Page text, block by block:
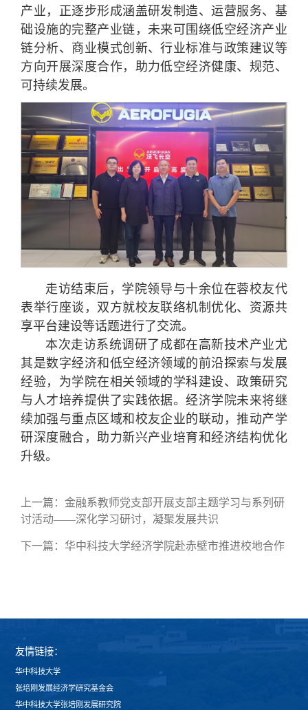
产业，正逐步形成涵盖研发制造、运营服务、基
础设施的完整产业链，未来可围绕低空经济产业
链分析、商业模式创新、行业标准与政策建议等
方向开展深度合作，助力低空经济健康、规范、
可持续发展。
走访结束后，学院领导与十余位在蓉校友代
表举行座谈，双方就校友联络机制优化、资源共
享平台建设等话题进行了交流。
本次走访系统调研了成都在高新技术产业尤
其是数字经济和低空经济领域的前沿探索与发展
经验，为学院在相关领域的学科建设、政策研究
与人才培养提供了实践依据。经济学院未来将继
续加强与重点区域和校友企业的联动，推动产学
研深度融合，助力新兴产业培育和经济结构优化
升级。
上一篇：金融系教师党支部开展支部主题学习与系列研
讨活动——深化学习研讨，凝聚发展共识
下一篇：华中科技大学经济学院赴赤壁市推进校地合作
友情链接：
华中科技大学
张培刚发展经济学研究基金会
华中科技大学张培刚发展研究院